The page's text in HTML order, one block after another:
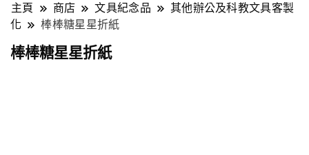
主頁 商店 文具紀念品
其他辦公及科教文具客製
化
棒棒糖星星折紙
棒棒糖星星折紙